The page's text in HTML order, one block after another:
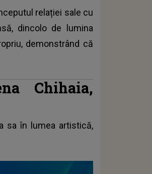
relației sale cu
dincolo de lumina
demonstrând că
Chihaia,
sa în lumea artistică,